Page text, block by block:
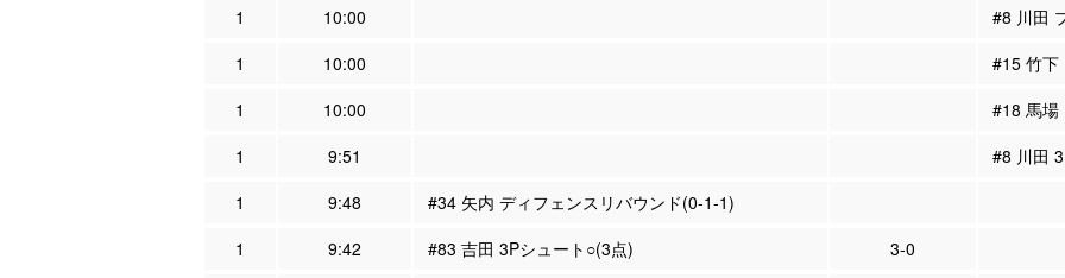
1
10:00
#8 川田
1
10:00
#15 竹下
1
10:00
#18 馬場
1
9:51
#8 川田
1
9:48
#34 矢内 ディフェンスリバウンド(0-1-1)
1
9:42 #83 吉田 3Pシュート○(3点)
3-0